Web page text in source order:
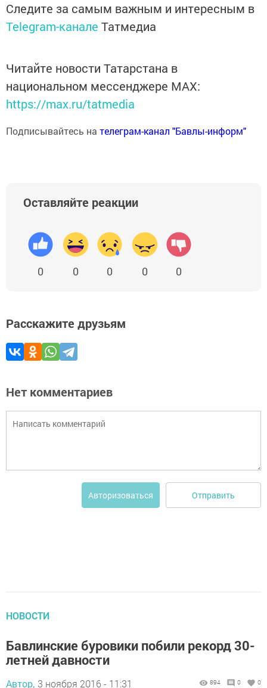
Следите за самым важным и интересным в
Telegram-канале Татмедиа
Читайте новости Татарстана в
национальном мессенджере MАХ:
https://max.ru/tatmedia
Подписывайтесь на телеграм-канал "Бавлы-информ"
Оставляйте реакции
0 0 0 0 0
Расскажите друзьям
Нет комментариев
Авторизоваться Отправить
НОВОСТИ
Бавлинские буровики побили рекорд 30-
летней давности
Автор, 3 ноября 2016 - 11:31 894 0 0